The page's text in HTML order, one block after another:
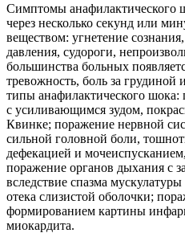
Симптомы анафилактического
через несколько секунд или
веществом: угнетение
давления, судороги,
большинства больных
тревожность, боль за
типы анафилактического
с усиливающимся зудом,
Квинке; поражение нервной
сильной головной боли,
дефекацией и
поражение органов дыхания с
вследствие спазма
отека слизистой оболочки;
формированием картины
миокардита.